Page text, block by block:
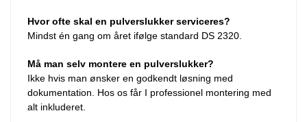
Hvor ofte skal en pulverslukker serviceres?
Mindst én gang om året ifølge standard DS 2320.
Må man selv montere en pulverslukker?
Ikke hvis man ønsker en godkendt løsning med
dokumentation. Hos os får I professionel montering med
alt inkluderet.